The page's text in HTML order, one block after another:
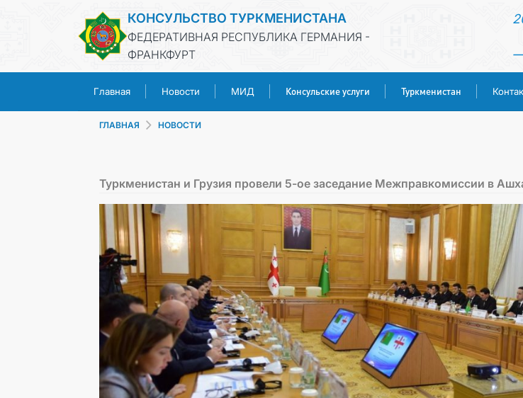
КОНСУЛЬСТВО ТУРКМЕНИСТАНА
ФЕДЕРАТИВНАЯ РЕСПУБЛИКА ГЕРМАНИЯ -
ФРАНКФУРТ
Главная Новости МИД Консульские услуги Туркменистан
МИД
КОНСУЛЬСКИЕ
ТУРКМЕНИСТАН
КОНТАКТНЫЕ
ГЛАВНАЯ НОВОСТИ
Туркменистан и Грузия провели 5-ое заседание Межправкомиссии в